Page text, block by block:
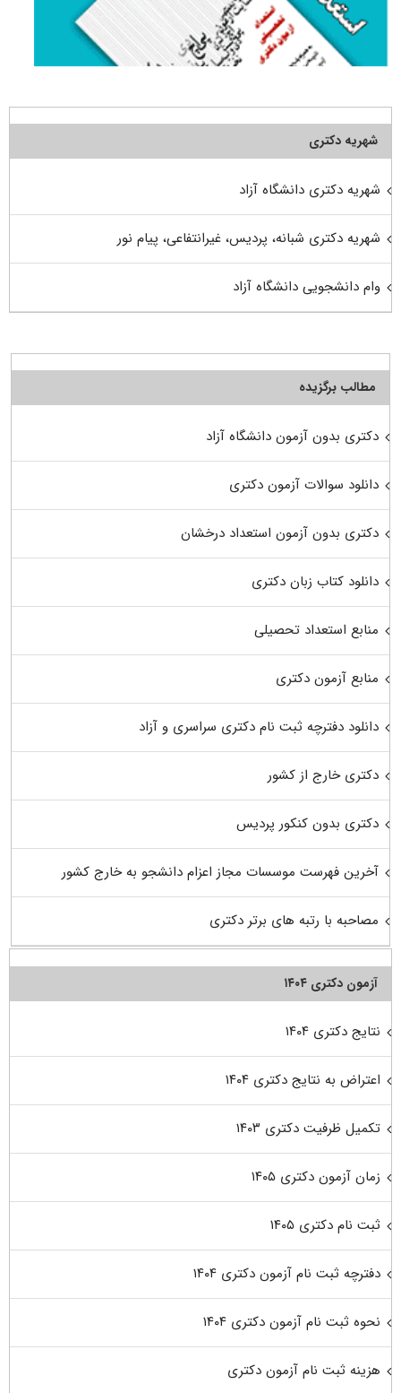
شهریه دکتری
شهریه دکتری دانشگاه آزاد
شهریه دکتری شبانه، پردیس، غیرانتفاعی، پیام نور
وام دانشجویی دانشگاه آزاد
مطالب برگزیده
دکتری بدون آزمون دانشگاه آزاد
دانلود سوالات آزمون دکتری
دکتری بدون آزمون استعداد درخشان
دانلود کتاب زبان دکتری
منابع استعداد تحصیلی
منابع آزمون دکتری
دانلود دفترچه ثبت نام دکتری سراسری و آزاد
دکتری خارج از کشور
دکتری بدون کنکور پردیس
آخرین فهرست موسسات مجاز اعزام دانشجو به خارج کشور
مصاحبه با رتبه های برتر دکتری
آزمون دکتری ۱۴۰۴
نتایج دکتری ۱۴۰۴
اعتراض به نتایج دکتری ۱۴۰۴
تکمیل ظرفیت دکتری ۱۴۰۳
زمان آزمون دکتری ۱۴۰۵
ثبت نام دکتری ۱۴۰۵
دفترچه ثبت نام آزمون دکتری ۱۴۰۴
نحوه ثبت نام آزمون دکتری ۱۴۰۴
هزینه ثبت نام آزمون دکتری